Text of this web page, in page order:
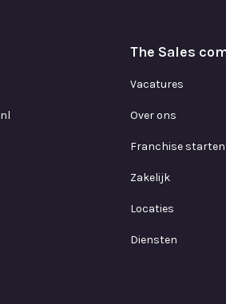
The Sales
Vacatures
Over ons
Franchise starten
Zakelijk
Locaties
Diensten